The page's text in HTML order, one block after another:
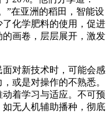
”在亚洲的稻田，智能设
化学肥料的使用，促进
画卷，层层展开，激发
对新技术时，可能会感
或是对操作的不熟悉。
着学习与适应。不可预
无人机辅助播种，彻底